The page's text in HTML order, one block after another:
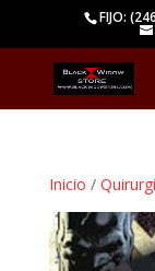
FIJO:
Inicio /